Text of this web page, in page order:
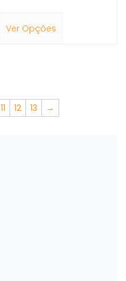
Ver Opções
11 12 13 →